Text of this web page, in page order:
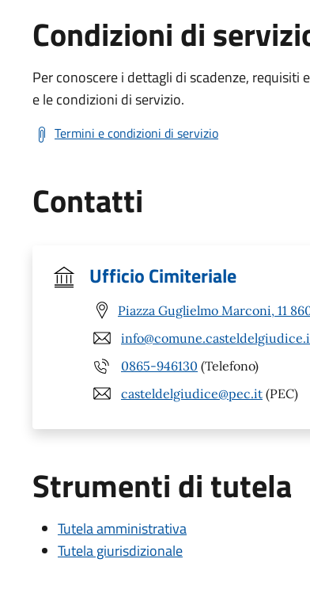
Condizioni di
Per conoscere i dettagli di scadenze,
e le condizioni di servizio.
Termini e condizioni di servizio
Contatti
Ufficio Cimiteriale
Piazza Guglielmo Marconi, 11
0865-946130 (Telefono)
casteldelgiudice@pec.it (PEC)
Strumenti di tutela
Tutela amministrativa
Tutela giurisdizionale